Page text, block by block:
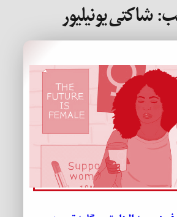
شاکتی یونیلیور